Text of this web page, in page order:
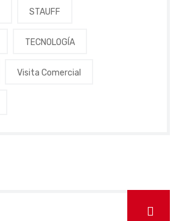
STAUFF
TECNOLOGÍA
Visita Comercial